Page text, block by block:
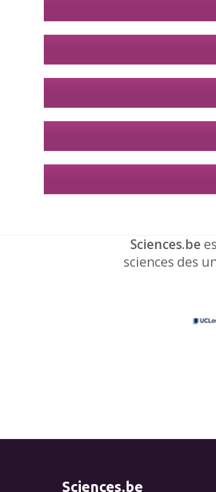
Sciences.be
sciences des
Sciences.be